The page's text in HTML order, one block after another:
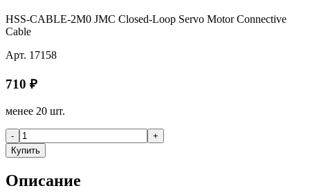
HSS-CABLE-2M0 JMC Closed-Loop Servo Motor Connective
Cable
Арт. 17158
710 ₽
менее 20 шт.
-
+
Купить
Описание